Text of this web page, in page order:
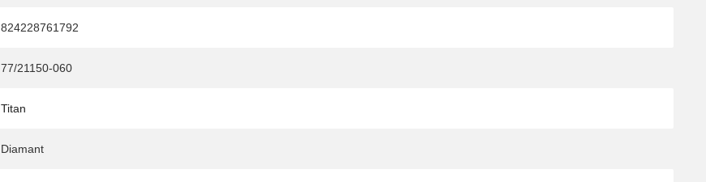
824228761792
77/21150-060
Titan
Diamant